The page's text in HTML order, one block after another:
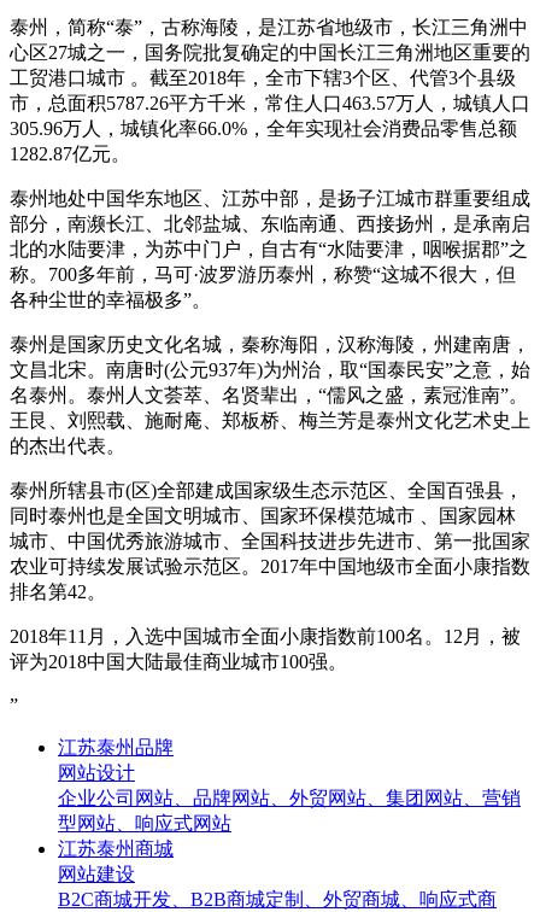
泰州，简称“泰”，古称海陵，是江苏省地级市，长江三角洲中
心区27城之一，国务院批复确定的中国长江三角洲地区重要的
工贸港口城市 。截至2018年，全市下辖3个区、代管3个县级
市，总面积5787.26平方千米，常住人口463.57万人，城镇人口
305.96万人，城镇化率66.0%，全年实现社会消费品零售总额
1282.87亿元。
泰州地处中国华东地区、江苏中部，是扬子江城市群重要组成
部分，南濒长江、北邻盐城、东临南通、西接扬州，是承南启
北的水陆要津，为苏中门户，自古有“水陆要津，咽喉据郡”之
称。700多年前，马可·波罗游历泰州，称赞“这城不很大，但
各种尘世的幸福极多”。
泰州是国家历史文化名城，秦称海阳，汉称海陵，州建南唐，
文昌北宋。南唐时(公元937年)为州治，取“国泰民安”之意，始
名泰州。泰州人文荟萃、名贤辈出，“儒风之盛，素冠淮南”。
王艮、刘熙载、施耐庵、郑板桥、梅兰芳是泰州文化艺术史上
的杰出代表。
泰州所辖县市(区)全部建成国家级生态示范区、全国百强县，
同时泰州也是全国文明城市、国家环保模范城市 、国家园林
城市、中国优秀旅游城市、全国科技进步先进市、第一批国家
农业可持续发展试验示范区。2017年中国地级市全面小康指数
排名第42。
2018年11月，入选中国城市全面小康指数前100名。12月，被
评为2018中国大陆最佳商业城市100强。
”
江苏泰州品牌
网站设计
企业公司网站、品牌网站、外贸网站、集团网站、营销
型网站、响应式网站
江苏泰州商城
网站建设
B2C商城开发、B2B商城定制、外贸商城、响应式商